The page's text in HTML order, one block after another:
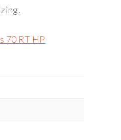
70 RT HP